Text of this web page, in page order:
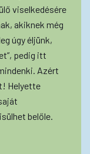
viselkedésére
akiknek még
úgy éljünk,
pedig itt
Azért
Helyette
belőle.